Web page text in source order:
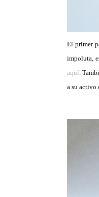
El primer
impoluta,
aquí .
a su activo